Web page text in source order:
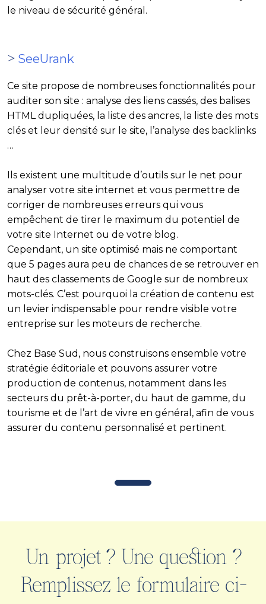
le niveau de sécurité général.
> SeeUrank
Ce site propose de nombreuses fonctionnalités pour
auditer son site : analyse des liens cassés, des balises
HTML dupliquées, la liste des ancres, la liste des mots
clés et leur densité sur le site, l’analyse des backlinks
…
Ils existent une multitude d’outils sur le net pour
analyser votre site internet et vous permettre de
corriger de nombreuses erreurs qui vous
empêchent de tirer le maximum du potentiel de
votre site Internet ou de votre blog.
Cependant, un site optimisé mais ne comportant
que 5 pages aura peu de chances de se retrouver en
haut des classements de Google sur de nombreux
mots-clés. C’est pourquoi la création de contenu est
un levier indispensable pour rendre visible votre
entreprise sur les moteurs de recherche.
Chez Base Sud, nous construisons ensemble votre
stratégie éditoriale et pouvons assurer votre
production de contenus, notamment dans les
secteurs du prêt-à-porter, du haut de gamme, du
tourisme et de l’art de vivre en général, afin de vous
assurer du contenu personnalisé et pertinent.
Un projet ? Une question ?
Remplissez le formulaire ci-